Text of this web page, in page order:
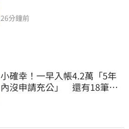
26分鐘前
小確幸！一早入帳4.2萬「5年
內沒申請充公」 還有18筆錢